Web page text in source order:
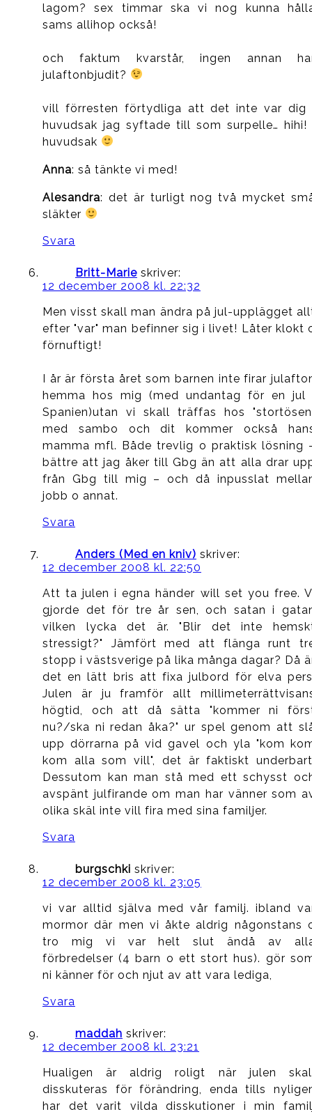
lagom? sex timmar ska vi nog kunna
sams allihop också!
och faktum kvarstår, ingen annan
julaftonbjudit?
vill förresten förtydliga att det inte var dig
huvudsak jag syftade till som surpelle… hihi!
huvudsak
Anna: så tänkte vi med!
Alesandra: det är turligt nog två mycket
släkter
Svara
Britt-Marie skriver:
12 december 2008 kl. 22:32
Men visst skall man ändra på jul-upplägget
efter "var" man befinner sig i livet! Låter klokt
förnuftigt!
I år är första året som barnen inte firar
hemma hos mig (med undantag för en jul
Spanien)utan vi skall träffas hos
med sambo och dit kommer också
mamma mfl. Både trevlig o praktisk lösning
bättre att jag åker till Gbg än att alla drar
från Gbg till mig – och då inpusslat
jobb o annat.
Svara
Anders (Med en kniv) skriver:
12 december 2008 kl. 22:50
Att ta julen i egna händer will set you free.
gjorde det för tre år sen, och satan i
vilken lycka det är. "Blir det inte
stressigt?" Jämfört med att flänga runt
stopp i västsverige på lika många dagar? Då
det en lätt bris att fixa julbord för elva
Julen är ju framför allt
högtid, och att då sätta "kommer ni
nu?/ska ni redan åka?" ur spel genom att
upp dörrarna på vid gavel och yla "kom
kom alla som vill", det är faktiskt
Dessutom kan man stå med ett schysst
avspänt julfirande om man har vänner som
olika skäl inte vill fira med sina familjer.
Svara
burgschki skriver:
12 december 2008 kl. 23:05
vi var alltid själva med vår familj. ibland
mormor där men vi åkte aldrig någonstans
tro mig vi var helt slut ändå av
förbredelser (4 barn o ett stort hus). gör
ni känner för och njut av att vara lediga,
Svara
maddah skriver:
12 december 2008 kl. 23:21
Hualigen är aldrig roligt när julen
disskuteras för förändring, enda tills
har det varit vilda disskutioner i min